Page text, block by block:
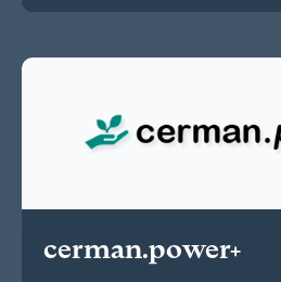
cerman.power+